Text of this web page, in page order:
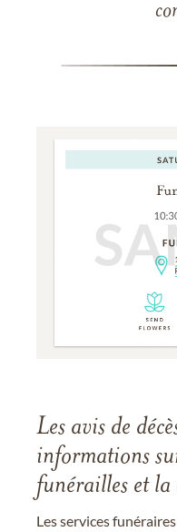
Les avis de
informations
funérailles et
Les services